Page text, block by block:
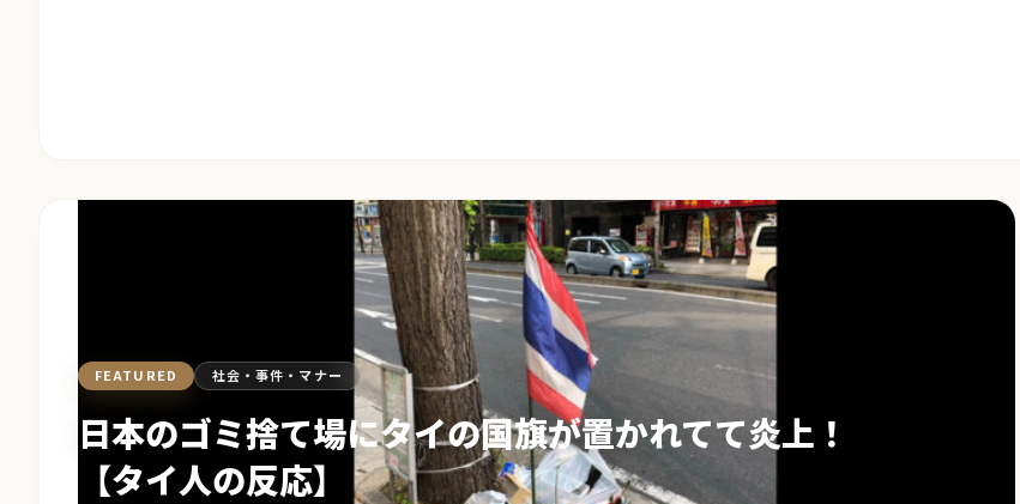
FEATURED 社会・事件・マナー
日本のゴミ捨て場にタイの国旗が置かれてて炎上！
【タイ人の反応】